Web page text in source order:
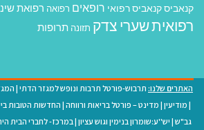
קנאביסקנאביס רפואי רופאים רפואה רפואת
רפואיתשערי צדק תזונה תרופות
האתרים שלנו: תרבוש-פורטל תרבות ונופש למגזר הדתי |
| מודיעין | מדינט – פורטל בריאות ורווחה | החדשות הטובות
גב"ש | יש''ע:שומרון בנימין וגוש עציון |במרכז- לחברי הבית